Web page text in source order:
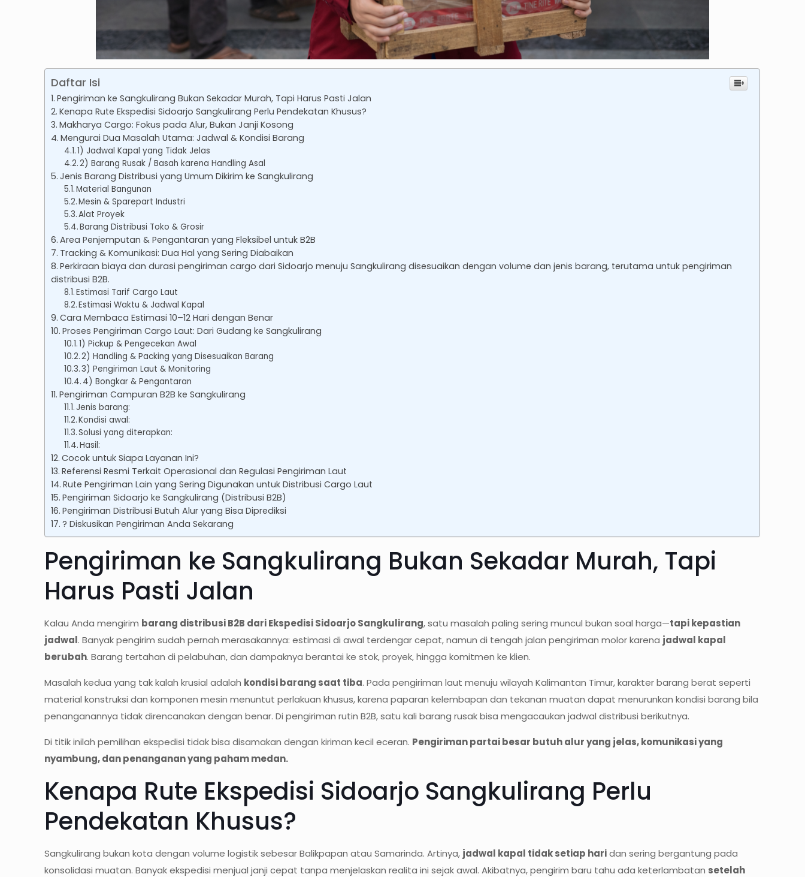
Daftar Isi
Pengiriman ke Sangkulirang Bukan Sekadar Murah, Tapi Harus Pasti Jalan
Kenapa Rute Ekspedisi Sidoarjo Sangkulirang Perlu Pendekatan Khusus?
Makharya Cargo: Fokus pada Alur, Bukan Janji Kosong
Mengurai Dua Masalah Utama: Jadwal & Kondisi Barang
1) Jadwal Kapal yang Tidak Jelas
2) Barang Rusak / Basah karena Handling Asal
Jenis Barang Distribusi yang Umum Dikirim ke Sangkulirang
Material Bangunan
Mesin & Sparepart Industri
Alat Proyek
Barang Distribusi Toko & Grosir
Area Penjemputan & Pengantaran yang Fleksibel untuk B2B
Tracking & Komunikasi: Dua Hal yang Sering Diabaikan
Perkiraan biaya dan durasi pengiriman cargo dari Sidoarjo menuju Sangkulirang disesuaikan dengan volume dan jenis barang, terutama untuk pengiriman
distribusi B2B.
Estimasi Tarif Cargo Laut
Estimasi Waktu & Jadwal Kapal
Cara Membaca Estimasi 10–12 Hari dengan Benar
Proses Pengiriman Cargo Laut: Dari Gudang ke Sangkulirang
1) Pickup & Pengecekan Awal
2) Handling & Packing yang Disesuaikan Barang
3) Pengiriman Laut & Monitoring
4) Bongkar & Pengantaran
Pengiriman Campuran B2B ke Sangkulirang
Jenis barang:
Kondisi awal:
Solusi yang diterapkan:
Hasil:
Cocok untuk Siapa Layanan Ini?
Referensi Resmi Terkait Operasional dan Regulasi Pengiriman Laut
Rute Pengiriman Lain yang Sering Digunakan untuk Distribusi Cargo Laut
Pengiriman Sidoarjo ke Sangkulirang (Distribusi B2B)
Pengiriman Distribusi Butuh Alur yang Bisa Diprediksi
? Diskusikan Pengiriman Anda Sekarang
Pengiriman ke Sangkulirang Bukan Sekadar Murah, Tapi
Harus Pasti Jalan
Kalau Anda mengirim barang distribusi B2B dari Ekspedisi Sidoarjo Sangkulirang, satu masalah paling sering muncul bukan soal harga—tapi kepastian
jadwal. Banyak pengirim sudah pernah merasakannya: estimasi di awal terdengar cepat, namun di tengah jalan pengiriman molor karena jadwal kapal
berubah. Barang tertahan di pelabuhan, dan dampaknya berantai ke stok, proyek, hingga komitmen ke klien.
Masalah kedua yang tak kalah krusial adalah kondisi barang saat tiba. Pada pengiriman laut menuju wilayah Kalimantan Timur, karakter barang berat seperti
material konstruksi dan komponen mesin menuntut perlakuan khusus, karena paparan kelembapan dan tekanan muatan dapat menurunkan kondisi barang bila
penanganannya tidak direncanakan dengan benar. Di pengiriman rutin B2B, satu kali barang rusak bisa mengacaukan jadwal distribusi berikutnya.
Di titik inilah pemilihan ekspedisi tidak bisa disamakan dengan kiriman kecil eceran. Pengiriman partai besar butuh alur yang jelas, komunikasi yang
nyambung, dan penanganan yang paham medan.
Kenapa Rute Ekspedisi Sidoarjo Sangkulirang Perlu
Pendekatan Khusus?
Sangkulirang bukan kota dengan volume logistik sebesar Balikpapan atau Samarinda. Artinya, jadwal kapal tidak setiap haridan sering bergantung pada
konsolidasi muatan. Banyak ekspedisi menjual janji cepat tanpa menjelaskan realita ini sejak awal. Akibatnya, pengirim baru tahu ada keterlambatan setelah